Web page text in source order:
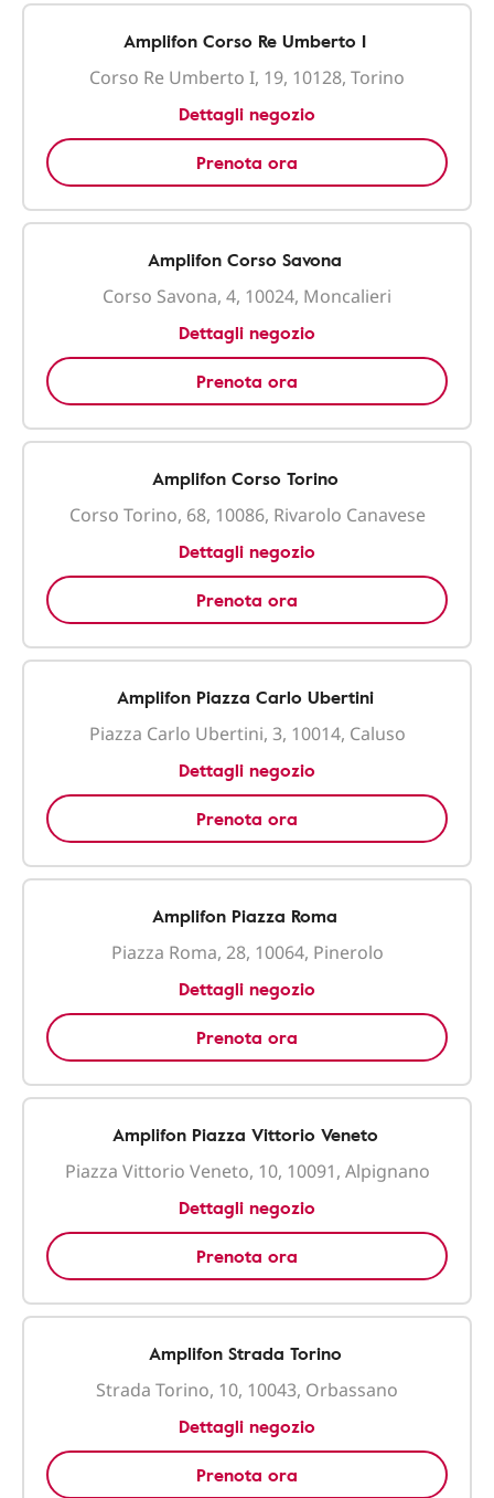
Amplifon Corso Re Umberto I
Corso Re Umberto I, 19, 10128, Torino
Dettagli negozio
Prenota ora
Amplifon Corso Savona
Corso Savona, 4, 10024, Moncalieri
Dettagli negozio
Prenota ora
Amplifon Corso Torino
Corso Torino, 68, 10086, Rivarolo Canavese
Dettagli negozio
Prenota ora
Amplifon Piazza Carlo Ubertini
Piazza Carlo Ubertini, 3, 10014, Caluso
Dettagli negozio
Prenota ora
Amplifon Piazza Roma
Piazza Roma, 28, 10064, Pinerolo
Dettagli negozio
Prenota ora
Amplifon Piazza Vittorio Veneto
Piazza Vittorio Veneto, 10, 10091, Alpignano
Dettagli negozio
Prenota ora
Amplifon Strada Torino
Strada Torino, 10, 10043, Orbassano
Dettagli negozio
Prenota ora